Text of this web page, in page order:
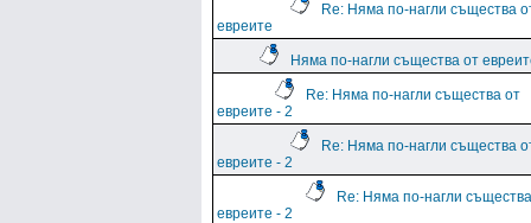
Re: Няма по-нагли същества
евреите
Няма по-нагли същества от
Re: Няма по-нагли същества от
евреите - 2
Re: Няма по-нагли същества
евреите - 2
Re: Няма по-нагли
евреите - 2